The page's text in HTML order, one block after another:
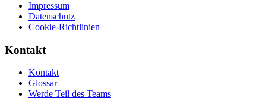
Impressum
Datenschutz
Cookie-Richtlinien
Kontakt
Kontakt
Glossar
Werde Teil des Teams